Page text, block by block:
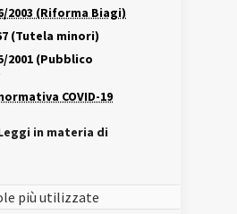
2003 (Riforma Biagi)
(Tutela minori)
2001 (Pubblico
COVID-19
in materia di
più utilizzate